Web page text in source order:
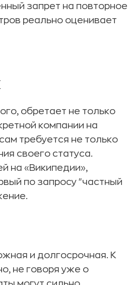
запрет на повторное
реально оценивает
обретает не только
компании на
требуется не только
своего статуса.
на «Википедии»,
по запросу "частный
и долгосрочная. К
не говоря уже о